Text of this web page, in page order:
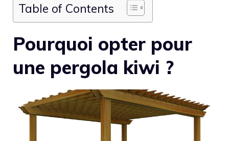
Table of Contents
Pourquoi opter pour
une pergola kiwi ?